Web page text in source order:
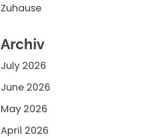
Zuhause
Archiv
July 2026
June 2026
May 2026
April 2026